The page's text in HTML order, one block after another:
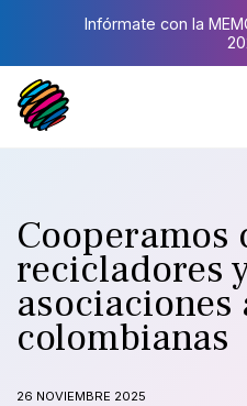
Infórmate con la
Cooperamos
recicladores
asociaciones
colombianas
26 NOVIEMBRE 2025